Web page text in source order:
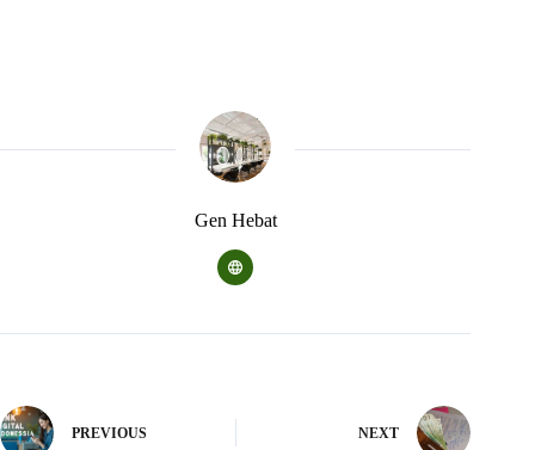
Gen Hebat
PREVIOUS NEXT